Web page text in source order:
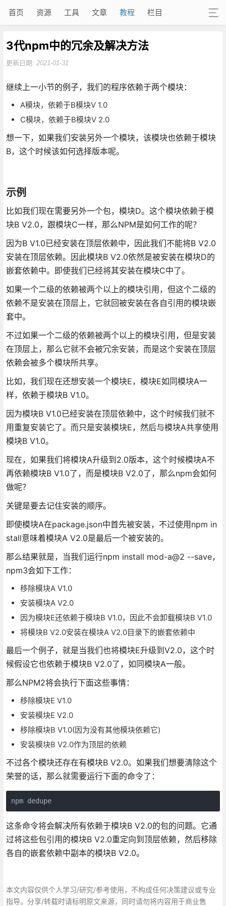
首页 资源 工具 文章 教程 栏目
3代npm中的冗余及解决方法
更新日期: 2021-01-31
继续上一小节的例子，我们的程序依赖于两个模块：
A模块，依赖于B模块V 1.0
C模块，依赖于B模块V 2.0
想一下，如果我们安装另外一个模块，该模块也依赖于模块
B，这个时候该如何选择版本呢。
示例
比如我们现在需要另外一个包，模块D。这个模块依赖于模
块B V2.0，跟模块C一样，那么NPM是如何工作的呢？
因为B V1.0已经安装在顶层依赖中，因此我们不能将B V2.0
安装在顶层依赖。因此模块B V2.0依然是被安装在模块D的
嵌套依赖中。即使我们已经将其安装在模块C中了。
如果一个二级的依赖被两个以上的模块引用，但这个二级的
依赖不是安装在顶层上，它就回被安装在各自引用的模块嵌
套中。
不过如果一个二级的依赖被两个以上的模块引用，但是安装
在顶层上，那么它就不会被冗余安装，而是这个安装在顶层
依赖会被多个模块所共享。
比如，我们现在还想安装一个模块E，模块E如同模块A一
样，依赖于模块B V1.0。
因为模块B V1.0已经安装在顶层依赖中，这个时候我们就不
用重复安装它了。而只是安装模块E，然后与模块A共享使用
模块B V1.0。
现在，如果我们将模块A升级到2.0版本，这个时候模块A不
再依赖模块B V1.0了，而是模块B V2.0了，那么npm会如何
做呢？
关键是要去记住安装的顺序。
即使模块A在package.json中首先被安装，不过使用npm in
stall意味着模块A V2.0是最后一个被安装的。
那么结果就是，当我们运行npm install mod-a@2 --save，
npm3会如下工作：
移除模块A V1.0
安装模块A V2.0
因为模块E还依赖于模块B V1.0，因此不会卸载模块B V1.0
将模块B V2.0安装在模块A V2.0目录下的嵌套依赖中
最后一个例子，就是当我们也将模块E升级到V2.0，这个时
候假设它也依赖于模块B V2.0了，如同模块A一般。
那么NPM2将会执行下面这些事情：
移除模块E V1.0
安装模块E V2.0
移除模块B V1.0(因为没有其他模块依赖它)
安装模块B V2.0作为顶层的依赖
不过各个模块还存在有模块B V2.0。如果我们想要清除这个
荣誉的话，那么就需要运行下面的命令了：
npm dedupe
这条命令将会解决所有依赖于模块B V2.0的包的问题。它通
过将这些包引用的模块B V2.0重定向到顶层依赖，然后移除
各自的嵌套依赖中副本的模块B V2.0。
本文内容仅供个人学习/研究/参考使用，不构成任何决策建议或专业
指导。分享/转载时请标明原文来源，同时请勿将内容用于商业售